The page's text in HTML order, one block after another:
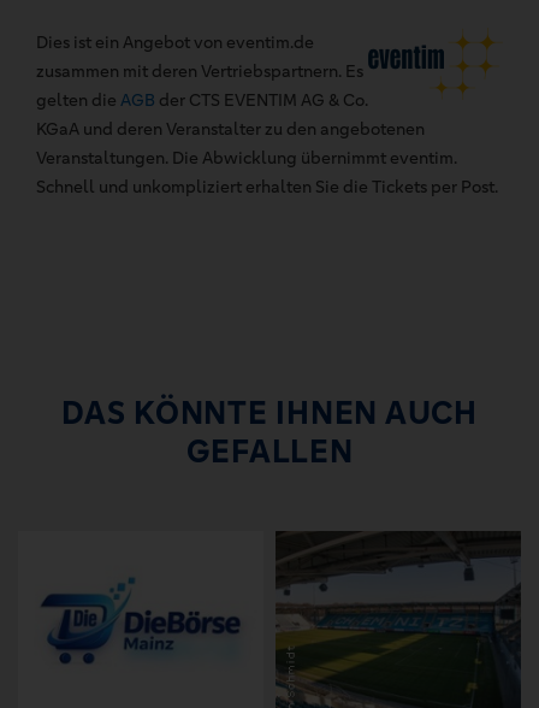
Dies ist ein Angebot von eventim.de
zusammen mit deren Vertriebspartnern. Es
gelten die AGB der CTS EVENTIM AG & Co.
KGaA und deren Veranstalter zu den angebotenen
Veranstaltungen. Die Abwicklung übernimmt eventim.
Schnell und unkompliziert erhalten Sie die Tickets per Post.
DAS KÖNNTE IHNEN AUCH
GEFALLEN